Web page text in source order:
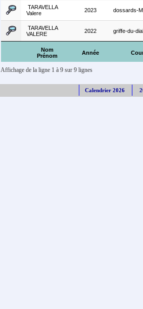
Nom
Prénom
Année
TARAVELLA
Valere
2023 dossards-
TARAVELLA
VALERE
2022 griffe-du-
Affichage de la ligne 1 à 9 sur 9 lignes
Calendrier 2026